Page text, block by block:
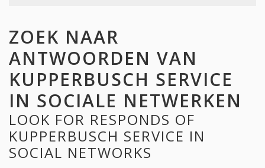
ZOEK NAAR
ANTWOORDEN VAN
KUPPERBUSCH SERVICE
IN SOCIALE NETWERKEN
LOOK FOR RESPONDS OF
KUPPERBUSCH SERVICE IN
SOCIAL NETWORKS